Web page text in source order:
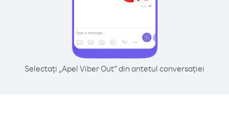
Selectați „Apel Viber Out” din antetul conversației